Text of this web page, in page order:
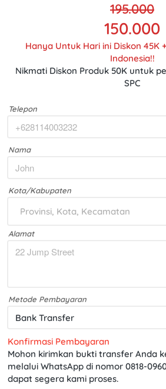
195.000
150.000
Hanya Untuk Hari ini Diskon 45K
Indonesia!!
Nikmati Diskon Produk 50K untuk
SPC
Telepon
Nama
Kota/Kabupaten
Provinsi, Kota, Kecamatan
Alamat
Metode Pembayaran
Bank Transfer
Konfirmasi Pembayaran
Mohon kirimkan bukti transfer Anda
melalui WhatsApp di nomor 0818-
dapat segera kami proses.